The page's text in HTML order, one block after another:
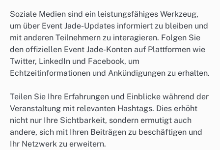
Soziale Medien sind ein leistungsfähiges Werkzeug,
um über Event Jade-Updates informiert zu bleiben und
mit anderen Teilnehmern zu interagieren. Folgen Sie
den offiziellen Event Jade-Konten auf Plattformen wie
Twitter, LinkedIn und Facebook, um
Echtzeitinformationen und Ankündigungen zu erhalten.
Teilen Sie Ihre Erfahrungen und Einblicke während der
Veranstaltung mit relevanten Hashtags. Dies erhöht
nicht nur Ihre Sichtbarkeit, sondern ermutigt auch
andere, sich mit Ihren Beiträgen zu beschäftigen und
Ihr Netzwerk zu erweitern.